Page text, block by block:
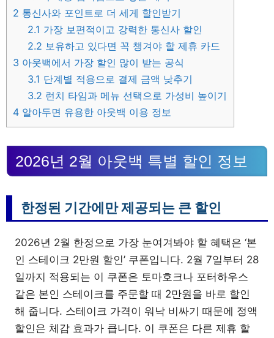
2 통신사와 포인트로 더 세게 할인받기
2.1 가장 보편적이고 강력한 통신사 할인
2.2 보유하고 있다면 꼭 챙겨야 할 제휴 카드
3 아웃백에서 가장 할인 많이 받는 공식
3.1 단계별 적용으로 결제 금액 낮추기
3.2 런치 타임과 메뉴 선택으로 가성비 높이기
4 알아두면 유용한 아웃백 이용 정보
2026년 2월 아웃백 특별 할인 정보
한정된 기간에만 제공되는 큰 할인
2026년 2월 한정으로 가장 눈여겨봐야 할 혜택은 ‘본
인 스테이크 2만원 할인’ 쿠폰입니다. 2월 7일부터 28
일까지 적용되는 이 쿠폰은 토마호크나 포터하우스
같은 본인 스테이크를 주문할 때 2만원을 바로 할인
해 줍니다. 스테이크 가격이 워낙 비싸기 때문에 정액
할인은 체감 효과가 큽니다. 이 쿠폰은 다른 제휴 할